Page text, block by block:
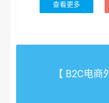
查看更多
【 B2C电商